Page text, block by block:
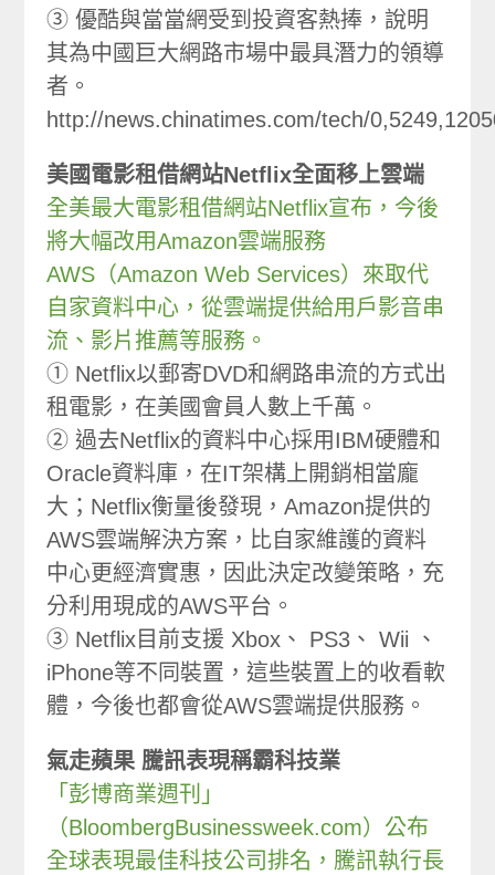
③ 優酷與當當網受到投資客熱捧，說明
其為中國巨大網路市場中最具潛力的領導
者。
http://news.chinatimes.com/tech/
美國電影租借網站Netflix全面移上雲端
全美最大電影租借網站Netflix宣布，今後
將大幅改用Amazon雲端服務
AWS（Amazon Web Services）來取代
自家資料中心，從雲端提供給用戶影音串
流、影片推薦等服務。
① Netflix以郵寄DVD和網路串流的方式出
租電影，在美國會員人數上千萬。
② 過去Netflix的資料中心採用IBM硬體和
Oracle資料庫，在IT架構上開銷相當龐
大；Netflix衡量後發現，Amazon提供的
AWS雲端解決方案，比自家維護的資料
中心更經濟實惠，因此決定改變策略，充
分利用現成的AWS平台。
③ Netflix目前支援 Xbox、 PS3、 Wii 、
iPhone等不同裝置，這些裝置上的收看軟
體，今後也都會從AWS雲端提供服務。
氣走蘋果 騰訊表現稱霸科技業
「彭博商業週刊」
（BloombergBusinessweek.com）公布
全球表現最佳科技公司排名，騰訊執行長